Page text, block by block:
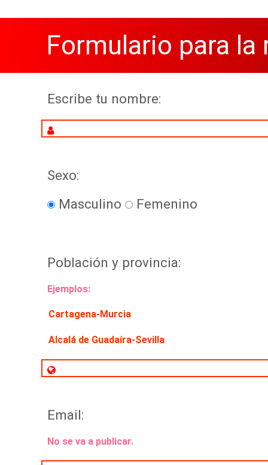
Formulario para
Escribe tu nombre:
Sexo:
Masculino
Femenino
Población y provincia:
Ejemplos:
Cartagena-Murcia
Alcalá de Guadaíra-Sevilla
Email:
No se va a publicar.